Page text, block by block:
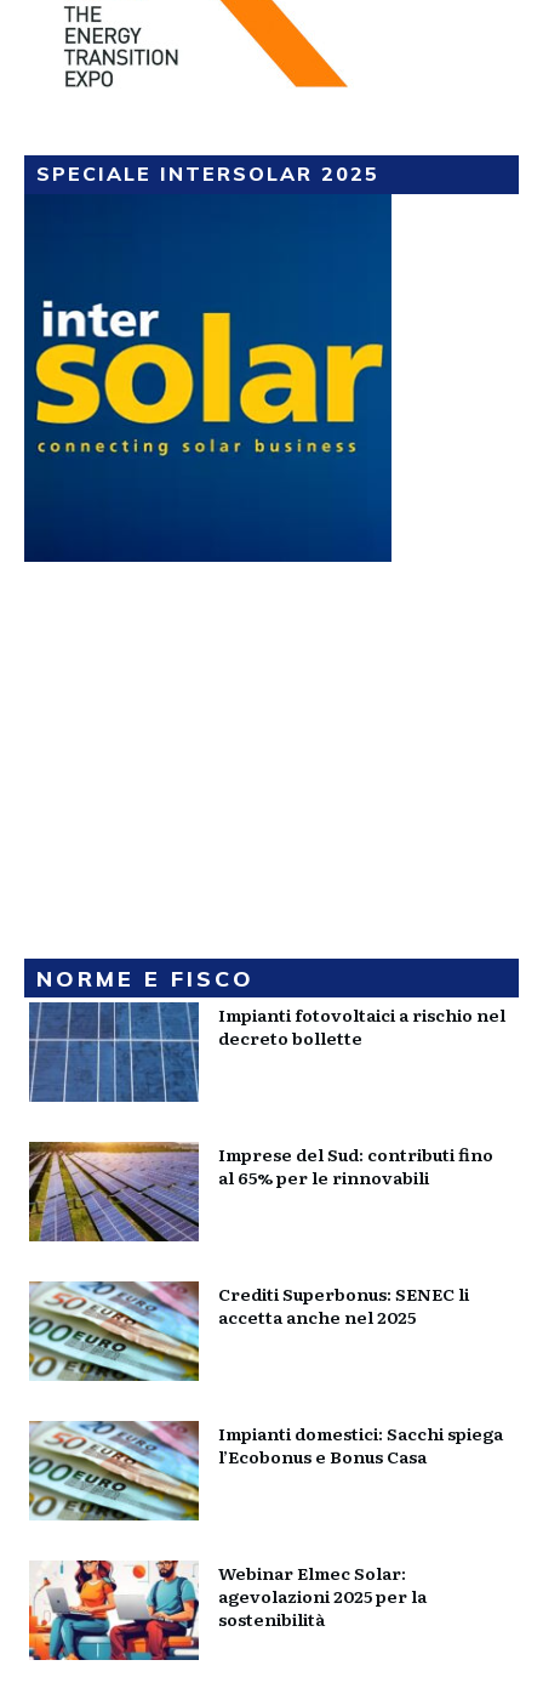
SPECIALE INTERSOLAR 2025
NORME E FISCO
Impianti fotovoltaici a rischio nel
decreto bollette
Imprese del Sud: contributi fino
al 65% per le rinnovabili
Crediti Superbonus: SENEC li
accetta anche nel 2025
Impianti domestici: Sacchi spiega
l’Ecobonus e Bonus Casa
Webinar Elmec Solar:
agevolazioni 2025 per la
sostenibilità